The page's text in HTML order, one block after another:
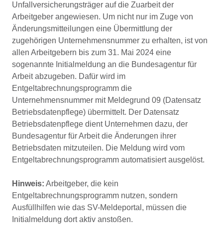
Unfallversicherungsträger auf die Zuarbeit der
Arbeitgeber angewiesen. Um nicht nur im Zuge von
Änderungsmitteilungen eine Übermittlung der
zugehörigen Unternehmensnummer zu erhalten, ist von
allen Arbeitgebern bis zum 31. Mai 2024 eine
sogenannte Initialmeldung an die Bundesagentur für
Arbeit abzugeben. Dafür wird im
Entgeltabrechnungsprogramm die
Unternehmensnummer mit Meldegrund 09 (Datensatz
Betriebsdatenpflege) übermittelt. Der Datensatz
Betriebsdatenpflege dient Unternehmen dazu, der
Bundesagentur für Arbeit die Änderungen ihrer
Betriebsdaten mitzuteilen. Die Meldung wird vom
Entgeltabrechnungsprogramm automatisiert ausgelöst.
Hinweis: Arbeitgeber, die kein
Entgeltabrechnungsprogramm nutzen, sondern
Ausfüllhilfen wie das SV-Meldeportal, müssen die
Initialmeldung dort aktiv anstoßen.